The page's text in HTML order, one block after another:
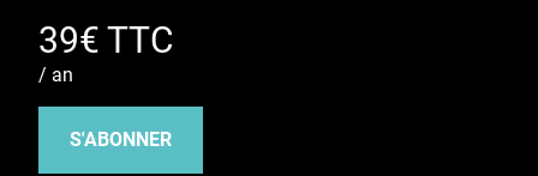
39€ TTC
/ an
S'ABONNER